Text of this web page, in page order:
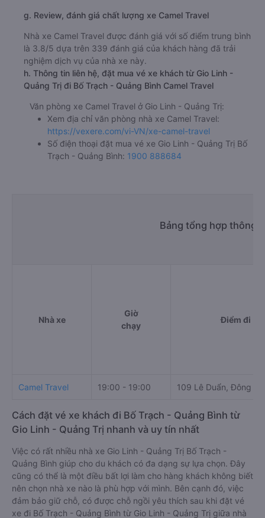
g. Review, đánh giá chất lượng xe Camel Travel
Nhà xe Camel Travel được đánh giá với số điểm trung bình
là 3.8/5 dựa trên 339 đánh giá của khách hàng đã trải
nghiệm dịch vụ của nhà xe này.
h. Thông tin liên hệ, đặt mua vé xe khách từ Gio Linh -
Quảng Trị đi Bố Trạch - Quảng Bình Camel Travel
Văn phòng xe Camel Travel ở Gio Linh - Quảng Trị:
Xem địa chỉ văn phòng nhà xe Camel Travel:
https://vexere.com/vi-VN/xe-camel-travel
Số điện thoại đặt mua vé xe Gio Linh - Quảng Trị Bố
Trạch - Quảng Bình: 1900 888684
Bảng tổng hợp thông
Nhà xe
Giờ
chạy
Điểm đi
Camel Travel 19:00 - 19:00 109 Lê Duẩn, Đông
Cách đặt vé xe khách đi Bố Trạch - Quảng Bình từ
Gio Linh - Quảng Trị nhanh và uy tín nhất
Việc có rất nhiều nhà xe Gio Linh - Quảng Trị Bố Trạch -
Quảng Bình giúp cho du khách có đa dạng sự lựa chọn. Đây
cũng có thể là một điều bất lợi làm cho hàng khách không biết
nên chọn nhà xe nào là phù hợp với mình. Bên cạnh đó, việc
đảm bảo giữ chỗ, có được chỗ ngồi yêu thích sau khi đặt vé
xe đi Bố Trạch - Quảng Bình từ Gio Linh - Quảng Trị giữa nhà